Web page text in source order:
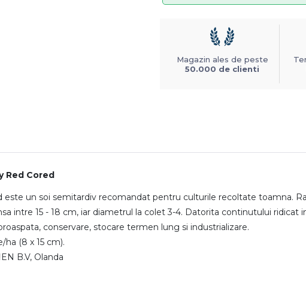
Magazin ales de peste
50.000 de clienti
Red Cored
este un soi semitardiv recomandat pentru culturile recoltate toamna.
intre 15 - 18 cm, iar diametrul la colet 3-4. Datorita continutului
conservare, stocare termen lung si industrializare.
(8 x 15 cm).
B.V, Olanda